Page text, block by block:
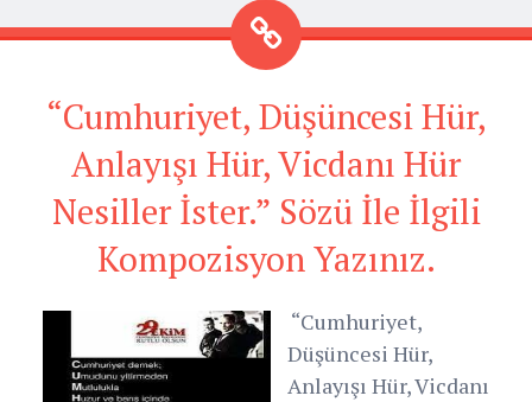
“Cumhuriyet, Düşüncesi Hür,
Anlayışı Hür, Vicdanı Hür
Nesiller İster.” Sözü İle İlgili
Kompozisyon Yazınız.
“Cumhuriyet,
Düşüncesi Hür,
Anlayışı Hür, Vicdanı